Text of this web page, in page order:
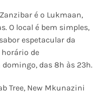
é o Lukmaan,
O local é bem simples,
espetacular da
de
das 8h às 23h.
Tree, New Mkunazini